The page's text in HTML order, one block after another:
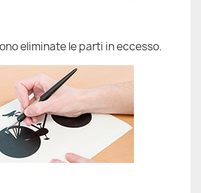
eliminate le parti in eccesso.